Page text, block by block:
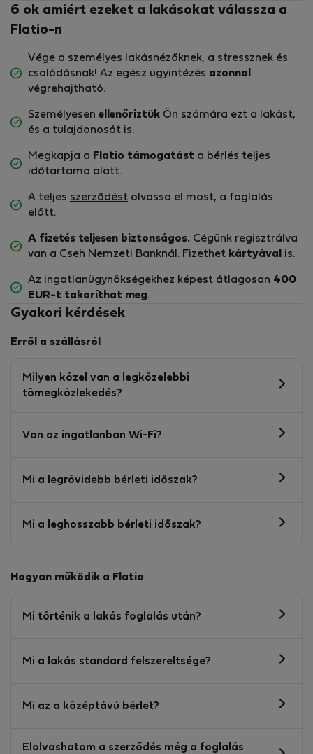
6 ok amiért ezeket a lakásokat válassza a
Flatio-n
Vége a személyes lakásnézőknek, a stressznek és
csalódásnak! Az egész ügyintézés azonnal
végrehajtható.
Személyesen ellenőriztük Ön számára ezt a lakást,
és a tulajdonosát is.
Megkapja a Flatio támogatást a bérlés teljes
időtartama alatt.
A teljes szerződést olvassa el most, a foglalás
előtt.
A fizetés teljesen biztonságos. Cégünk regisztrálva
van a Cseh Nemzeti Banknál. Fizethet kártyával is.
Az ingatlanügynökségekhez képest átlagosan 400
EUR-t takaríthat meg.
Gyakori kérdések
Erről a szállásról
Milyen közel van a legközelebbi
tömegközlekedés?
Van az ingatlanban Wi-Fi?
Mi a legrövidebb bérleti időszak?
Mi a leghosszabb bérleti időszak?
Hogyan működik a Flatio
Mi történik a lakás foglalás után?
Mi a lakás standard felszereltsége?
Mi az a középtávú bérlet?
Elolvashatom a szerződés még a foglalás